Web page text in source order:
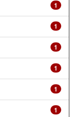
1
1
1
1
1
1